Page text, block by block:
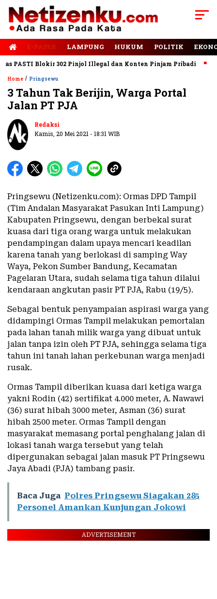
E-PAPER LAMPUNG HUKUM POLITIK
Blokir 302 Pinjol Illegal dan Konten Pinjam Pribadi
Home / Pringsewu
3 Tahun Tak Berijin, Warga Portal
Jalan PT PJA
Redaksi
Kamis, 20 Mei 2021 - 18:31 WIB
Pringsewu (Netizenku.com): Ormas DPD Tampil
(Tim Andalan Masyarakat Pasukan Inti Lampung)
Kabupaten Pringsewu, dengan berbekal surat
kuasa dari tiga orang warga untuk melakukan
pendampingan dalam upaya mencari keadilan
karena tanah yang berlokasi di samping Way
Waya, Pekon Sumber Bandung, Kecamatan
Pagelaran Utara, sudah selama tiga tahun dilalui
kendaraan angkutan pasir PT PJA, Rabu (19/5).
Sebagai bentuk penyampaian aspirasi warga yang
didampingi Ormas Tampil melakukan pemortalan
pada lahan tanah milik warga yang dibuat untuk
jalan tanpa izin oleh PT PJA, sehingga selama tiga
tahun ini tanah lahan perkebunan warga menjadi
rusak.
Ormas Tampil diberikan kuasa dari ketiga warga
yakni Rodin (42) sertifikat 4.000 meter, A. Nawawi
(36) surat hibah 3000 meter, Asman (36) surat
hibah 2500 meter. Ormas Tampil dengan
masyarakat memasang portal penghalang jalan di
lokasi tanah warga tersebut yang telah
dipergunakan sebagai jalan masuk PT Pringsewu
Jaya Abadi (PJA) tambang pasir.
Baca Juga Polres Pringsewu Siagakan 285
Personel Amankan Kunjungan Jokowi
ADVERTISEMENT